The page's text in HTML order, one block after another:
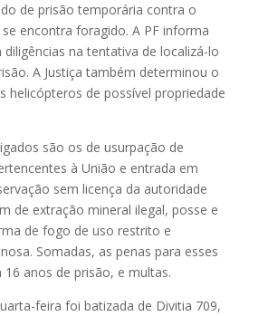
de prisão temporária contra o
encontra foragido. A PF informa
na tentativa de localizá-lo
A Justiça também determinou o
helicópteros de possível propriedade
são os de usurpação de
à União e entrada em
sem licença da autoridade
de extração mineral ilegal, posse e
de fogo de uso restrito e
Somadas, as penas para esses
16 anos de prisão, e multas.
feira foi batizada de Divitia 709,